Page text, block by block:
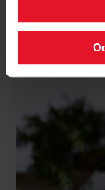
See recipe